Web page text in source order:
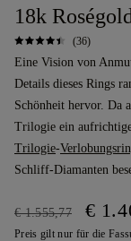
18k
(36)
Eine Vision von
Details dieses Rings
Schönheit hervor. Da
Trilogie ein
Trilogie-
Schliff-Diamanten
€ 1.555,77 €
Preis gilt nur für die